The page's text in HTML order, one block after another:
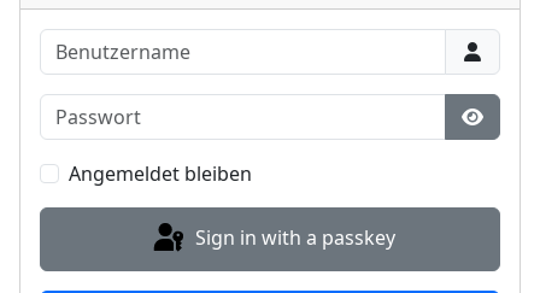
Benutzername
Passwort
Show
Angemeldet bleiben
Sign in with a passkey